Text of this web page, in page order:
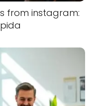
from instagram: